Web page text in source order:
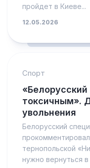
пройдет в Киеве...
12.05.2026
Спорт
токсичным».
увольнения
Белорусский
тернопольской
нужно вернуться